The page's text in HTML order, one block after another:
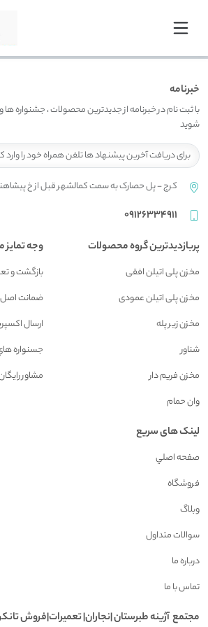
خبرنامه
با ثبت نام در خبرنامه از جدیدترین محصولات ، جشنواره
شوید
کرج - پل حصارک به سمت کمالشهر قبل از خ
09126334911
پربازدیدترین گروه محصولات
مخزن پلی اتیلن افقی
مخزن پلی اتیلن عمودی
مخزن زیر پله
شناور
مخزن فريم دار
وان حمام
وجه تمایز
بازگشت و
ضمانت اصل
ارسال
جسنواره
مشاور
لینک های سریع
صفحه اصلي
فروشگاه
وبلاگ
سوالات متداول
درباره ما
تماس با ما
مجتمع آژينه طبرستان |نجاران| تعميرات|فروش